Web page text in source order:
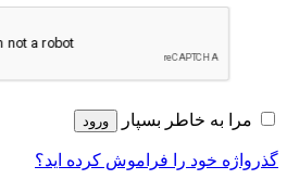
مرا به خاطر بسپار ورود
گذرواژه خود را فراموش کرده اید؟